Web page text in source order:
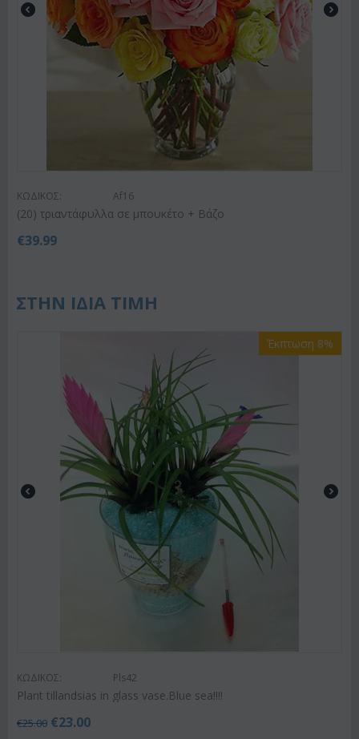
ΚΩΔΙΚΟΣ: Af16
(20) τριαντάφυλλα σε μπουκέτο + Βάζο
€39.99
ΣΤΗΝ ΙΔΙΑ ΤΙΜΗ
Έκπτωση 8%
ΚΩΔΙΚΟΣ: Pls42
Plant tillandsias in glass vase.Blue sea!!!!
€25.00 €23.00